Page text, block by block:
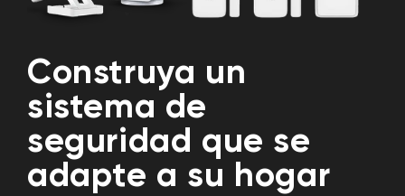
Construya un
sistema de
seguridad que se
adapte a su hogar